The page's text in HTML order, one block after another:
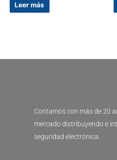
Leer más
Contamos con más de 20
mercado distribuyendo e
seguridad electrónica.